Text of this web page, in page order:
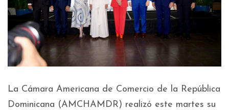
La Cámara Americana de Comercio de la República
Dominicana (AMCHAMDR) realizó este martes su